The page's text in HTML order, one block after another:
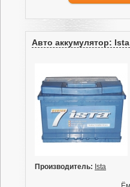
Авто аккумулятор:
Производитель: Ista